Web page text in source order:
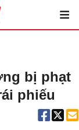
bị phạt
phiếu